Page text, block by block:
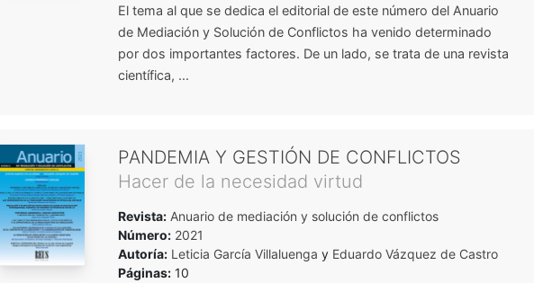
El tema al que se dedica el editorial de este número del Anuario
de Mediación y Solución de Conflictos ha venido determinado
por dos importantes factores. De un lado, se trata de una revista
científica, ...
PANDEMIA Y GESTIÓN DE CONFLICTOS
Hacer de la necesidad virtud
Revista:Anuario de mediación y solución de conflictos
Número:2021
Autoría: Leticia García Villaluenga y Eduardo Vázquez de Castro
Páginas:10